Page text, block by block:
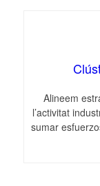
Alineem
l’activitat
sumar